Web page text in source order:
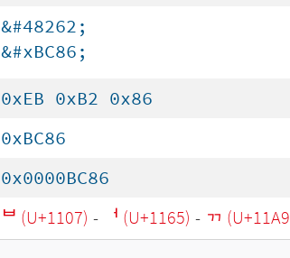
&#48262;
&#xBC86;
0xEB 0xB2 0x86
0xBC86
0x0000BC86
ᄇ (U+1107) - ᅥ (U+1165) - ᆩ